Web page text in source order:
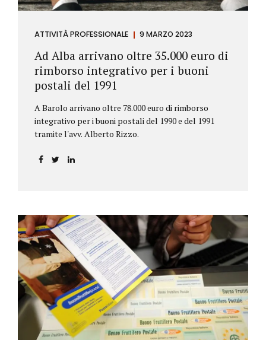
ATTIVITÀ PROFESSIONALE 9 MARZO 2023
Ad Alba arrivano oltre 35.000 euro di
rimborso integrativo per i buoni
postali del 1991
A Barolo arrivano oltre 78.000 euro di rimborso
integrativo per i buoni postali del 1990 e del 1991
tramite l'avv. Alberto Rizzo.